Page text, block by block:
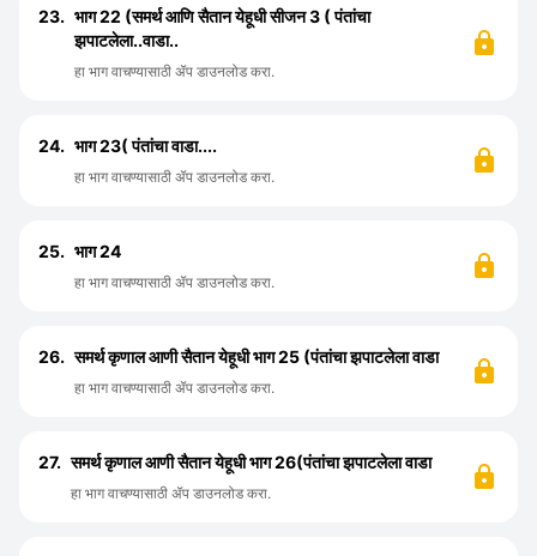
23. भाग 22 (समर्थ आणि सैतान येहूधी सीजन 3 ( पंतांचा
झपाटलेला..वाडा..
हा भाग वाचण्यासाठी ॲप डाउनलोड करा.
24. भाग 23( पंतांचा वाडा....
हा भाग वाचण्यासाठी ॲप डाउनलोड करा.
25. भाग 24
हा भाग वाचण्यासाठी ॲप डाउनलोड करा.
26. समर्थ कृणाल आणी सैतान येहूधी भाग 25 (पंतांचा झपाटलेला वाडा
हा भाग वाचण्यासाठी ॲप डाउनलोड करा.
27. समर्थ कृणाल आणी सैतान येहूधी भाग 26(पंतांचा झपाटलेला वाडा
हा भाग वाचण्यासाठी ॲप डाउनलोड करा.